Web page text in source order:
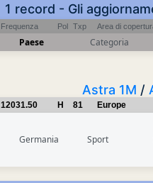
1 record - Gli
Frequenza Pol Txp Area di
Paese Categoria
Astra 1M /
12031.50 H 81 Europe
Germania Sport